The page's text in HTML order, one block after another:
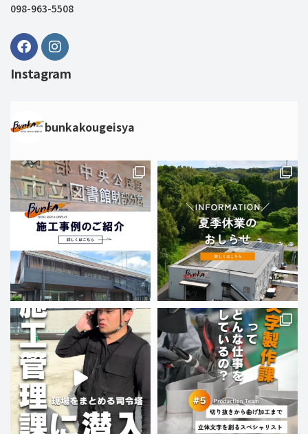
098-963-5508
Instagram
bunkakougeisya